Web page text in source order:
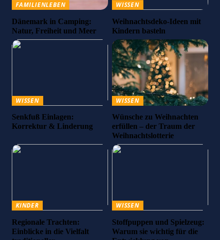
FAMILIENLEBEN
Dänemark in Camping:
Natur, Freiheit und Meer
WISSEN
Weihnachtsdeko-Ideen mit
Kindern basteln
WISSEN
Senkfuß Einlagen:
Korrektur & Linderung
WISSEN
Wünsche zu Weihnachten
erfüllen – der Traum der
Weihnachtslotterie
KINDER
Regionale Trachten:
Einblicke in die Vielfalt
WISSEN
Stoffpuppen und Spielzeug:
Warum sie wichtig für die